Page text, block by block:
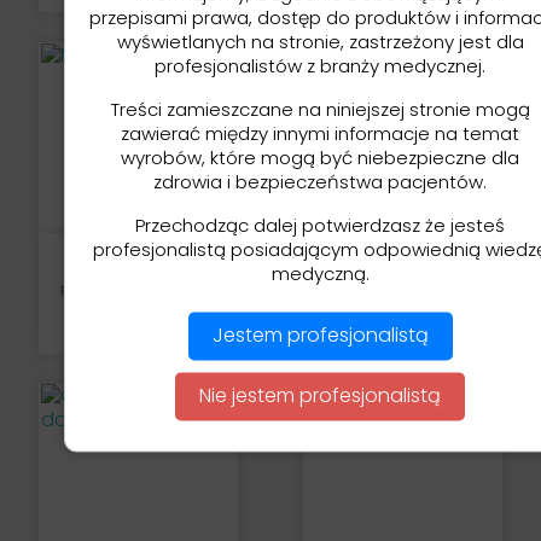
Microetcher IIa –
Protetyczna Abrazyjna
Monoflow Soft - Piasek Do
Piaskarek 300g
Cena
75,00 zł
przepisami prawa, dostęp do produktów i
wyświetlanych na stronie, zastrzeżony jest dla
profesjonalistów z branży medycznej.
Treści zamieszczane na niniejszej stronie mogą
zawierać między innymi informacje na temat
wyrobów, które mogą być niebezpieczne dla
zdrowia i bezpieczeństwa pacjentów.
Przechodząc dalej potwierdzasz że jesteś
profesjonalistą posiadającym odpowiednią
medyczną.
Jestem profesjonalistą
Nie jestem profesjonalistą